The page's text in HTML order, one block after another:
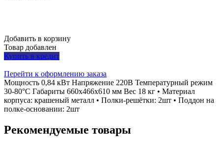
Добавить в корзину
Товар добавлен
Купить в кредит
Перейти к оформлению заказа
Мощность 0,84 кВт Напряжение 220В Температурный режим
30-80°C Габариты 660x466x610 мм Вес 18 кг • Материал
корпуса: крашеный металл • Полки-решётки: 2шт • Поддон на
полке-основании: 2шт
Рекомендуемые товары